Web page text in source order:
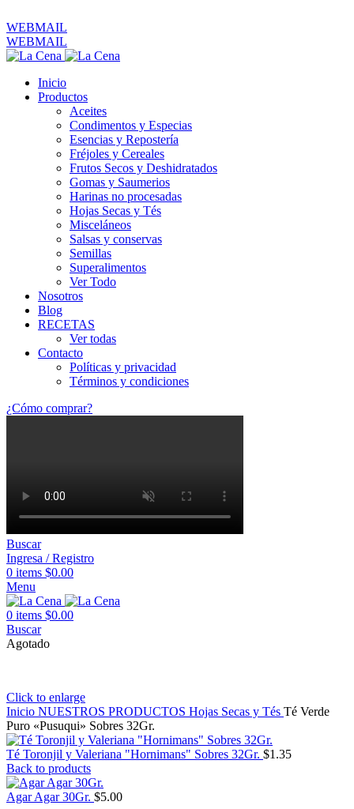
WEBMAIL
WEBMAIL
Inicio
Productos
Aceites
Condimentos y Especias
Esencias y Repostería
Fréjoles y Cereales
Frutos Secos y Deshidratados
Gomas y Saumerios
Harinas no procesadas
Hojas Secas y Tés
Misceláneos
Salsas y conservas
Semillas
Superalimentos
Ver Todo
Nosotros
Blog
RECETAS
Ver todas
Contacto
Políticas y privacidad
Términos y condiciones
¿Cómo comprar?
Buscar
Ingresa / Registro
0 items $0.00
Menu
0 items $0.00
Buscar
Agotado
Click to enlarge
Inicio NUESTROS PRODUCTOS Hojas Secas y Tés Té Verde
Puro «Pusuqui» Sobres 32Gr.
Té Toronjil y Valeriana "Hornimans" Sobres 32Gr. $1.35
Back to products
Agar Agar 30Gr. $5.00